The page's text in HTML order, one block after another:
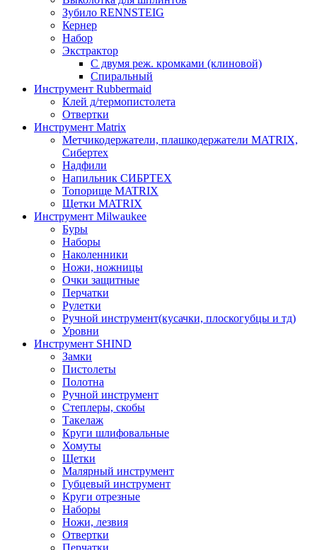
Зубило RENNSTEIG
Кернер
Набор
Экстрактор
С двумя реж. кромками (клиновой)
Спиральный
Инструмент Rubbermaid
Клей д/термопистолета
Отвертки
Инструмент Matrix
Метчикодержатели, плашкодержатели MATRIX,
Сибертех
Надфили
Напильник СИБРТЕХ
Топорище MATRIX
Щетки MATRIX
Инструмент Milwaukee
Буры
Наборы
Наколенники
Ножи, ножницы
Очки защитные
Перчатки
Рулетки
Ручной инструмент(кусачки, плоскогубцы и тд)
Уровни
Инструмент SHIND
Замки
Пистолеты
Полотна
Ручной инструмент
Степлеры, скобы
Такелаж
Круги шлифовальные
Хомуты
Щетки
Малярный инструмент
Губцевый инструмент
Круги отрезные
Наборы
Ножи, лезвия
Отвертки
Перчатки